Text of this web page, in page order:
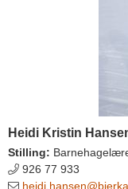
Heidi Kristin
Stilling:
926 77 933